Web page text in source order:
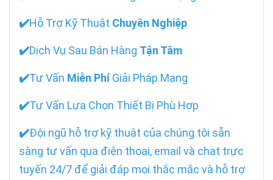
✔️Hỗ Trợ Kỹ Thuật Chuyên Nghiệp
✔️Dịch Vụ Sau Bán Hàng Tận Tâm
✔️Tư Vấn Miễn PhíGiải Pháp Mạng
✔️Tư Vấn Lựa Chọn Thiết Bị Phù Hợp
✔️Đội ngũ hỗ trợ kỹ thuật của chúng tôi sẵn
sàng tư vấn qua điện thoại, email và chat trực
tuyến 24/7 để giải đáp mọi thắc mắc và hỗ trợ